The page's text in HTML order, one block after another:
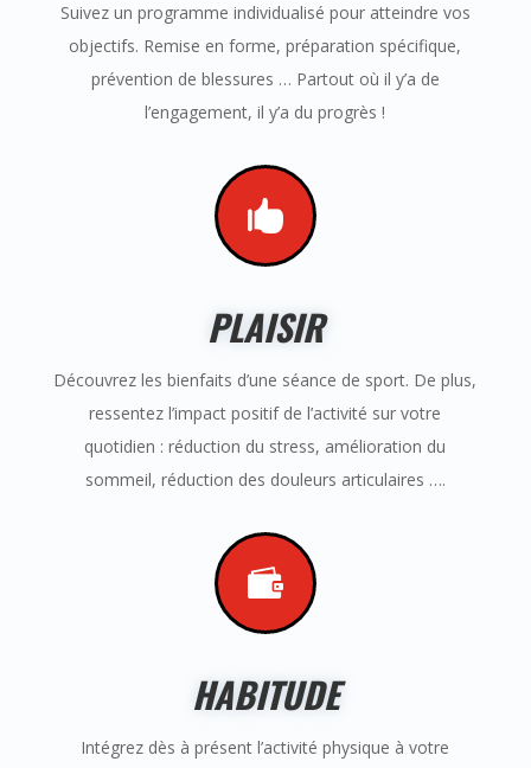
Suivez un programme individualisé pour atteindre vos
objectifs. Remise en forme, préparation spécifique,
prévention de blessures … Partout où il y’a de
l’engagement, il y’a du progrès !

PLAISIR
Découvrez les bienfaits d’une séance de sport. De plus,
ressentez l’impact positif de l’activité sur votre
quotidien : réduction du stress, amélioration du
sommeil, réduction des douleurs articulaires ….

HABITUDE
Intégrez dès à présent l’activité physique à votre